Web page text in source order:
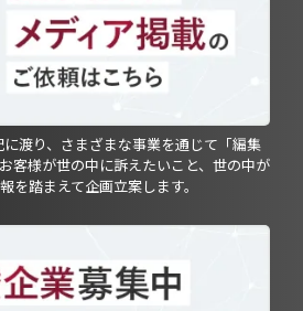
渡り、さまざまな事業を通じて「編集
客様が世の中に訴えたいこと、世の中が
を踏まえて企画立案します。